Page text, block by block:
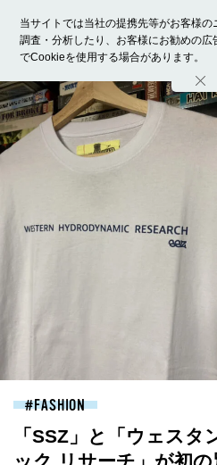
当サイトでは当社の提携先等がお客様の
調査・分析したり、お客様にお勧めの広
でCookieを使用する場合があります。
ホーム モデル募集 ランキング
FASHION
「SSZ」と「ウェスタ